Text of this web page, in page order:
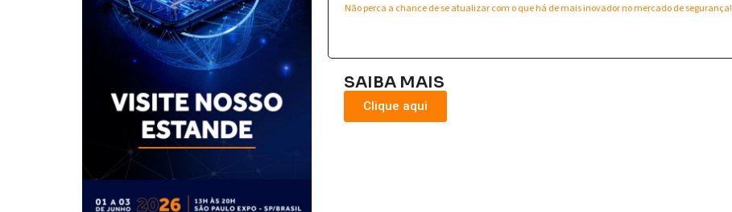
Não perca a chance de se atualizar com o que há de mais inovador no mercado de segurança!
SAIBA MAIS
Clique aqui